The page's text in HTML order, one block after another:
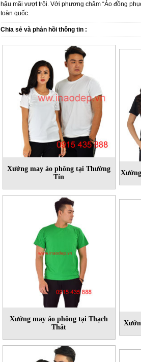
hậu mãi vượt trội. Với phương châm “Áo đồng
toàn quốc.
Chia sẻ và phản hồi thông tin :
Xưởng may áo phông tại Thường
Tín
Xưởng may áo phông tại Thạch
Thất